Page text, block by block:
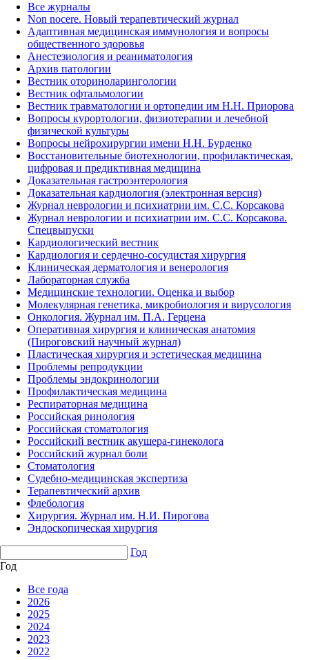
Все журналы
Non nocere. Новый терапевтический журнал
Адаптивная медицинская иммунология и вопросы
общественного здоровья
Анестезиология и реаниматология
Архив патологии
Вестник оториноларингологии
Вестник офтальмологии
Вестник травматологии и ортопедии им Н.Н. Приорова
Вопросы курортологии, физиотерапии и лечебной
физической культуры
Вопросы нейрохирургии имени Н.Н. Бурденко
Восстановительные биотехнологии, профилактическая,
цифровая и предиктивная медицина
Доказательная гастроэнтерология
Доказательная кардиология (электронная версия)
Журнал неврологии и психиатрии им. С.С. Корсакова
Журнал неврологии и психиатрии им. С.С. Корсакова.
Спецвыпуски
Кардиологический вестник
Кардиология и сердечно-сосудистая хирургия
Клиническая дерматология и венерология
Лабораторная служба
Медицинские технологии. Оценка и выбор
Молекулярная генетика, микробиология и вирусология
Онкология. Журнал им. П.А. Герцена
Оперативная хирургия и клиническая анатомия
(Пироговский научный журнал)
Пластическая хирургия и эстетическая медицина
Проблемы репродукции
Проблемы эндокринологии
Профилактическая медицина
Респираторная медицина
Российская ринология
Российская стоматология
Российский вестник акушера-гинеколога
Российский журнал боли
Стоматология
Судебно-медицинская экспертиза
Терапевтический архив
Флебология
Хирургия. Журнал им. Н.И. Пирогова
Эндоскопическая хирургия
Год
Год
Все года
2026
2025
2024
2023
2022